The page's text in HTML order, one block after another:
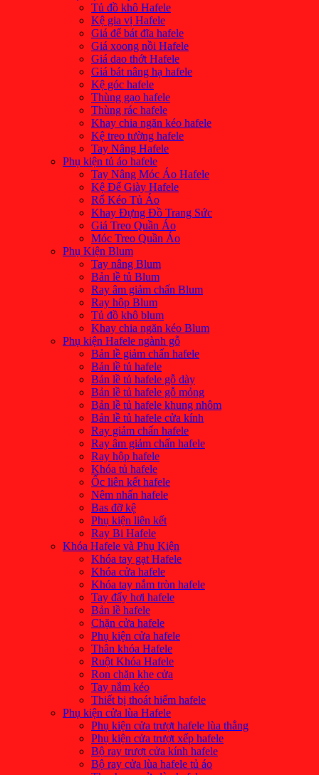
Tủ đồ khô Hafele
Kệ gia vị Hafele
Giá để bát đĩa hafele
Giá xoong nồi Hafele
Giá dao thớt Hafele
Giá bát nâng hạ hafele
Kệ góc hafele
Thùng gạo hafele
Thùng rác hafele
Khay chia ngăn kéo hafele
Kệ treo tường hafele
Tay Nâng Hafele
Phụ kiện tủ áo hafele
Tay Nâng Móc Áo Hafele
Kệ Để Giày Hafele
Rổ Kéo Tủ Áo
Khay Đựng Đồ Trang Sức
Giá Treo Quần Áo
Móc Treo Quần Áo
Phụ Kiện Blum
Tay nâng Blum
Bản lề tủ Blum
Ray âm giảm chấn Blum
Ray hôp Blum
Tủ đồ khô blum
Khay chia ngăn kéo Blum
Phụ kiện Hafele ngành gỗ
Bản lề giảm chấn hafele
Bản lề tủ hafele
Bản lề tủ hafele gỗ dày
Bản lề tủ hafele gỗ mỏng
Bản lề tủ hafele khung nhôm
Bản lề tủ hafele cửa kính
Ray giảm chấn hafele
Ray âm giảm chấn hafele
Ray hộp hafele
Khóa tủ hafele
Ốc liên kết hafele
Nêm nhấn hafele
Bas đỡ kệ
Phụ kiện liên kết
Ray Bi Hafele
Khóa Hafele và Phụ Kiện
Khóa tay gạt Hafele
Khóa cửa hafele
Khóa tay nắm tròn hafele
Tay đẩy hơi hafele
Bản lề hafele
Chặn cửa hafele
Phụ kiện cửa hafele
Thân khóa Hafele
Ruột Khóa Hafele
Ron chặn khe cửa
Tay nắm kéo
Thiết bị thoát hiểm hafele
Phụ kiện cửa lùa Hafele
Phụ kiện cửa trượt hafele lùa thẳng
Phụ kiện cửa trượt xếp hafele
Bộ ray trượt cửa kính hafele
Bộ ray cửa lùa hafele tủ áo